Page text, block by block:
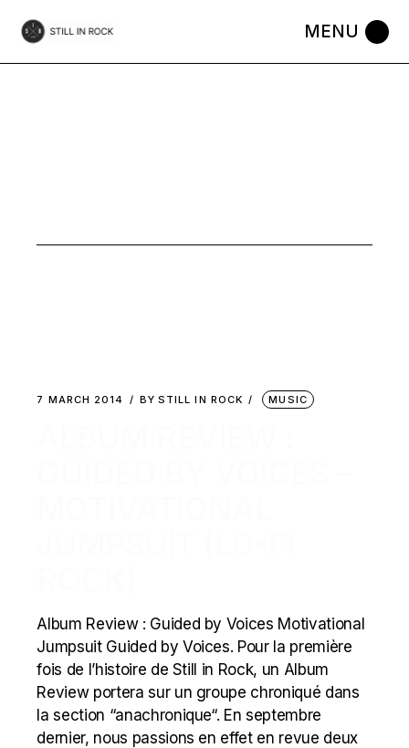
the
7 MARCH 2014 BY STILL IN ROCK MUSIC
Album Review : Guided by Voices Motivational
Jumpsuit Guided by Voices. Pour la première
fois de l’histoire de Still in Rock, un Album
Review portera sur un groupe chroniqué dans
la section “anachronique“. En septembre
dernier, nous passions en effet en revue deux